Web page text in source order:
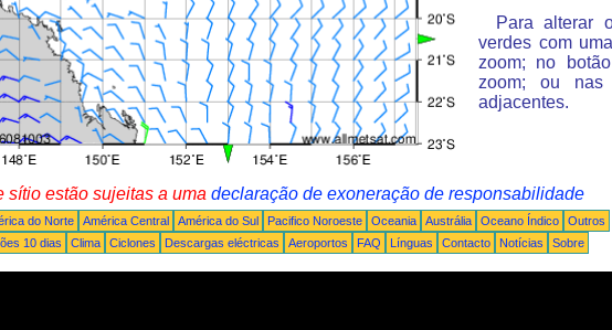
Para alterar
verdes com
zoom; no
zoom; ou nas
adjacentes.
sítio estão sujeitas a uma declaração de exoneração de responsabilidade
do Norte América Central América do Sul Pacifico Noroeste Oceania Austrália Oceano Índico
Outros
10 dias Clima Ciclones Descargas eléctricas Aeroportos FAQ Línguas Contacto Notícias Sobre